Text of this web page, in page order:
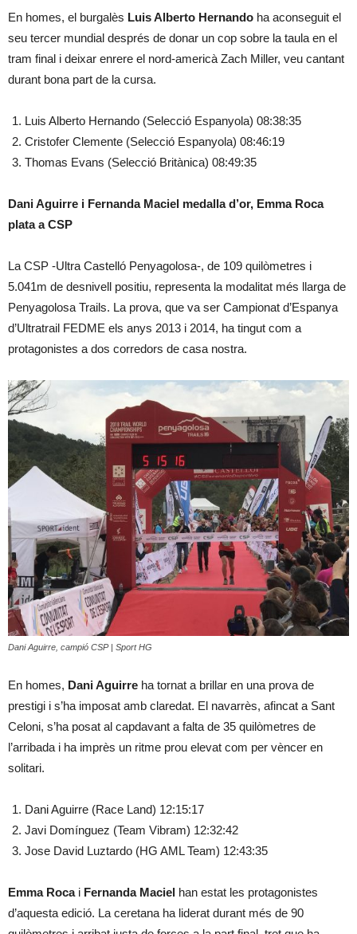
En homes, el burgalès Luis Alberto Hernando ha aconseguit el
seu tercer mundial després de donar un cop sobre la taula en el
tram final i deixar enrere el nord-americà Zach Miller, veu cantant
durant bona part de la cursa.
Luis Alberto Hernando (Selecció Espanyola) 08:38:35
Cristofer Clemente (Selecció Espanyola) 08:46:19
Thomas Evans (Selecció Britànica) 08:49:35
Dani Aguirre i Fernanda Maciel medalla d’or, Emma Roca
plata a CSP
La CSP -Ultra Castelló Penyagolosa-, de 109 quilòmetres i
5.041m de desnivell positiu, representa la modalitat més llarga de
Penyagolosa Trails. La prova, que va ser Campionat d’Espanya
d’Ultratrail FEDME els anys 2013 i 2014, ha tingut com a
protagonistes a dos corredors de casa nostra.
Dani Aguirre, campió CSP | Sport HG
En homes, Dani Aguirre ha tornat a brillar en una prova de
prestigi i s’ha imposat amb claredat. El navarrès, afincat a Sant
Celoni, s’ha posat al capdavant a falta de 35 quilòmetres de
l’arribada i ha imprès un ritme prou elevat com per vèncer en
solitari.
Dani Aguirre (Race Land) 12:15:17
Javi Domínguez (Team Vibram) 12:32:42
Jose David Luztardo (HG AML Team) 12:43:35
Emma Rocai Fernanda Maciel han estat les protagonistes
d’aquesta edició. La ceretana ha liderat durant més de 90